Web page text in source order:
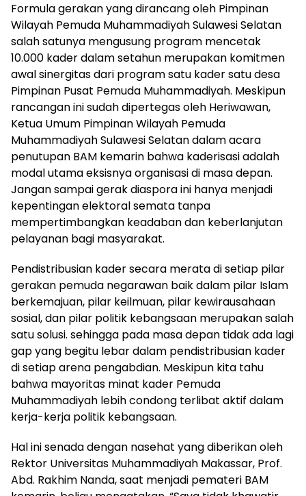
Formula gerakan yang dirancang oleh Pimpinan
Wilayah Pemuda Muhammadiyah Sulawesi Selatan
salah satunya mengusung program mencetak
10.000 kader dalam setahun merupakan komitmen
awal sinergitas dari program satu kader satu desa
Pimpinan Pusat Pemuda Muhammadiyah. Meskipun
rancangan ini sudah dipertegas oleh Heriwawan,
Ketua Umum Pimpinan Wilayah Pemuda
Muhammadiyah Sulawesi Selatan dalam acara
penutupan BAM kemarin bahwa kaderisasi adalah
modal utama eksisnya organisasi di masa depan.
Jangan sampai gerak diaspora ini hanya menjadi
kepentingan elektoral semata tanpa
mempertimbangkan keadaban dan keberlanjutan
pelayanan bagi masyarakat.
Pendistribusian kader secara merata di setiap pilar
gerakan pemuda negarawan baik dalam pilar Islam
berkemajuan, pilar keilmuan, pilar kewirausahaan
sosial, dan pilar politik kebangsaan merupakan salah
satu solusi. sehingga pada masa depan tidak ada lagi
gap yang begitu lebar dalam pendistribusian kader
di setiap arena pengabdian. Meskipun kita tahu
bahwa mayoritas minat kader Pemuda
Muhammadiyah lebih condong terlibat aktif dalam
kerja-kerja politik kebangsaan.
Hal ini senada dengan nasehat yang diberikan oleh
Rektor Universitas Muhammadiyah Makassar, Prof.
Abd. Rakhim Nanda, saat menjadi pemateri BAM